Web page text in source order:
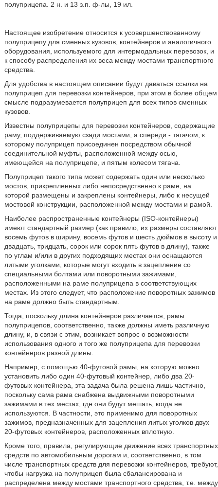
полуприцепа. 2 н. и 13 з.п. ф-лы, 19 ил.
Настоящее изобретение относится к усовершенствованному
полуприцепу для сменных кузовов, контейнеров и аналогичного
оборудования, используемого для интермодальных перевозок, и
к способу распределения их веса между мостами транспортного
средства.
Для удобства в настоящем описании будут даваться ссылки на
полуприцеп для перевозки контейнеров, при этом в более общем
смысле подразумевается полуприцеп для всех типов сменных
кузовов.
Известны полуприцепы для перевозки контейнеров, содержащие
раму, поддерживаемую сзади мостами, а спереди - тягачом, к
которому полуприцеп присоединен посредством обычной
соединительной муфты, расположенной между осью,
имеющейся на полуприцепе, и пятым колесом тягача.
Полуприцеп такого типа может содержать один или несколько
мостов, прикрепленных либо непосредственно к раме, на
которой размещены и закреплены контейнеры, либо к несущей
мостовой конструкции, расположенной между мостами и рамой.
Наиболее распространенные контейнеры (ISO-контейнеры)
имеют стандартный размер (как правило, их размеры составляют
восемь футов в ширину, восемь футов и шесть дюймов в высоту и
двадцать, тридцать, сорок или сорок пять футов в длину), также
по углам и/или в других подходящих местах они оснащаются
литыми уголками, которые могут входить в зацепление со
специальными болтами или поворотными зажимами,
расположенными на раме полуприцепа в соответствующих
местах. Из этого следует, что расположение поворотных зажимов
на раме должно быть стандартным.
Тогда, поскольку длина контейнеров различается, рамы
полуприцепов, соответственно, также должны иметь различную
длину, и, в связи с этим, возникает вопрос о возможности
использования одного и того же полуприцепа для перевозки
контейнеров разной длины.
Например, с помощью 40-футовой рамы, на которую можно
установить либо один 40-футовый контейнер, либо два 20-
футовых контейнера, эта задача была решена лишь частично,
поскольку сама рама снабжена выдвижными поворотными
зажимами в тех местах, где они будут мешать, когда не
используются. В частности, это применимо для поворотных
зажимов, предназначенных для зацепления литых уголков двух
20-футовых контейнеров, расположенных вплотную.
Кроме того, правила, регулирующие движение всех транспортных
средств по автомобильным дорогам и, соответственно, в том
числе транспортных средств для перевозки контейнеров, требуют,
чтобы нагрузка на полуприцеп была сбалансирована и
распределена между мостами транспортного средства, т.е. между